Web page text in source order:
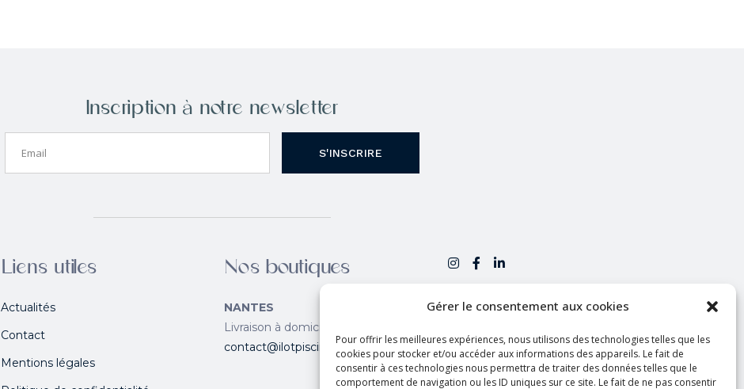
Gérer le consentement aux cookies
Pour offrir les meilleures expériences, nous utilisons des technologies telles que les
cookies pour stocker et/ou accéder aux informations des appareils. Le fait de
consentir à ces technologies nous permettra de traiter des données telles que le
comportement de navigation ou les ID uniques sur ce site. Le fait de ne pas consentir
Inscription à notre newsletter
S'INSCRIRE
Liens utiles
Actualités
Contact
Mentions légales
Nos boutiques
NANTES
Livraison à domicile
contact@ilotpiscines.fr
GUÉRANDE
44350 Guérande
contact@ilotpiscines.fr